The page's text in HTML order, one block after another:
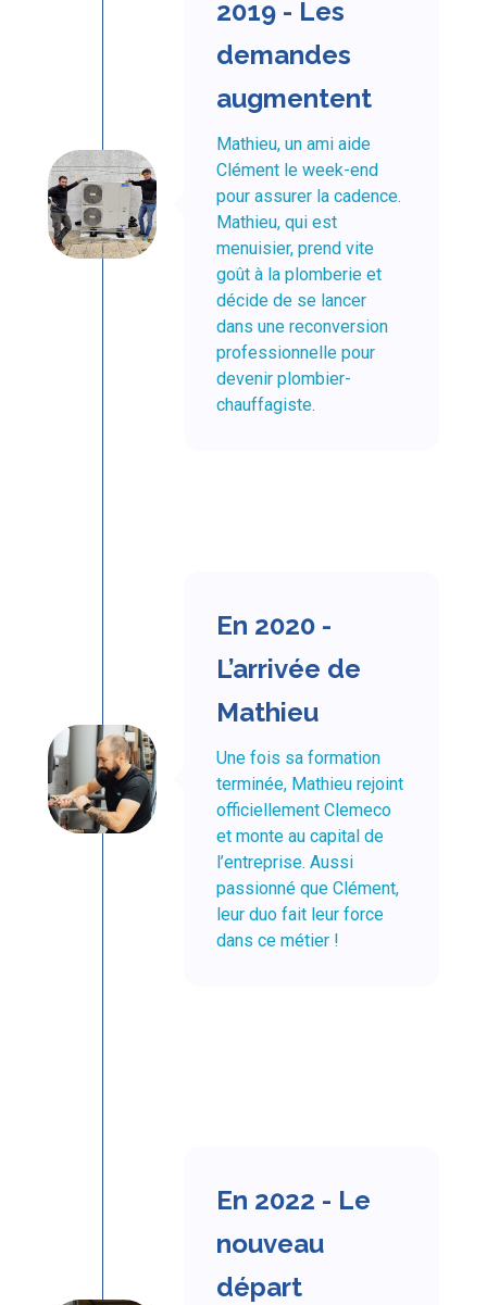
2019 - Les
demandes
augmentent
Mathieu, un ami aide
Clément le week-end
pour assurer la cadence.
Mathieu, qui est
menuisier, prend vite
goût à la plomberie et
décide de se lancer
dans une reconversion
professionnelle pour
devenir plombier-
chauffagiste.
En 2020 -
L’arrivée de
Mathieu
Une fois sa formation
terminée, Mathieu rejoint
officiellement Clemeco
et monte au capital de
l’entreprise. Aussi
passionné que Clément,
leur duo fait leur force
dans ce métier !
En 2022 - Le
nouveau
départ